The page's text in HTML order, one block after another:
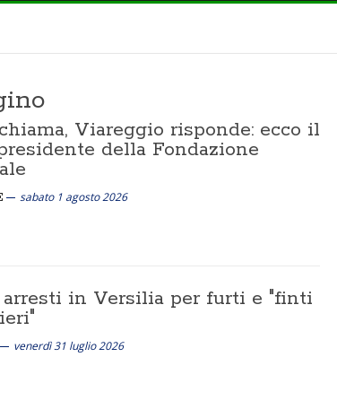
Viareggio risponde: ecco il
della Fondazione
sabato 1 agosto 2026
arresti in Versilia per furti e "finti
venerdì 31 luglio 2026